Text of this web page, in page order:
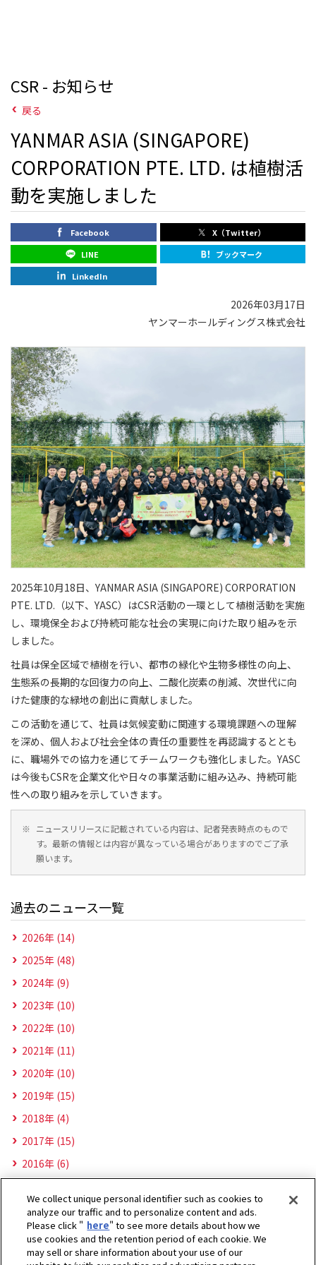
CSR - お知らせ
戻る
YANMAR ASIA (SINGAPORE)
CORPORATION PTE. LTD. は植樹活
動を実施しました
Facebook
X（Twitter）
LINE
ブックマーク
LinkedIn
2026年03月17日
ヤンマーホールディングス株式会社
2025年10月18日、YANMAR ASIA (SINGAPORE) CORPORATION
PTE. LTD.（以下、YASC）はCSR活動の一環として植樹活動を実施
し、環境保全および持続可能な社会の実現に向けた取り組みを示
しました。
社員は保全区域で植樹を行い、都市の緑化や生物多様性の向上、
生態系の長期的な回復力の向上、二酸化炭素の削減、次世代に向
けた健康的な緑地の創出に貢献しました。
この活動を通じて、社員は気候変動に関連する環境課題への理解
を深め、個人および社会全体の責任の重要性を再認識するととも
に、職場外での協力を通じてチームワークも強化しました。YASC
は今後もCSRを企業文化や日々の事業活動に組み込み、持続可能
性への取り組みを示していきます。
※ ニュースリリースに記載されている内容は、記者発表時点のもので
す。最新の情報とは内容が異なっている場合がありますのでご了承
願います。
過去のニュース一覧
2026年 (14)
2025年 (48)
2024年 (9)
2023年 (10)
2022年 (10)
2021年 (11)
2020年 (10)
2019年 (15)
2018年 (4)
2017年 (15)
2016年 (6)
We collect unique personal identifier such as cookies to
analyze our traffic and to personalize content and ads.
Please click " here" to see more details about how we
use cookies and the retention period of each cookie. We
may sell or share information about your use of our